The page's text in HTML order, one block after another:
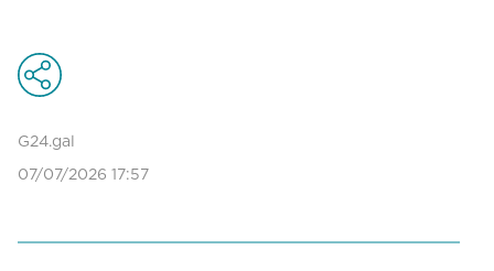
G24.gal
07/07/2026 17:57